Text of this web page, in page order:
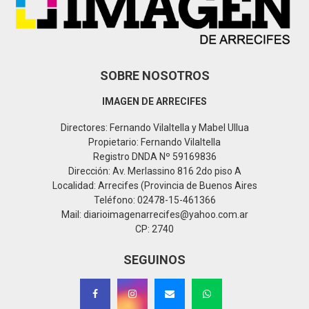
SOBRE NOSOTROS
IMAGEN DE ARRECIFES
Directores: Fernando Vilaltella y Mabel Ullua
Propietario: Fernando Vilaltella
Registro DNDA Nº 59169836
Dirección: Av. Merlassino 816 2do piso A
Localidad: Arrecifes (Provincia de Buenos Aires
Teléfono: 02478-15-461366
Mail: diarioimagenarrecifes@yahoo.com.ar
CP: 2740
SEGUINOS